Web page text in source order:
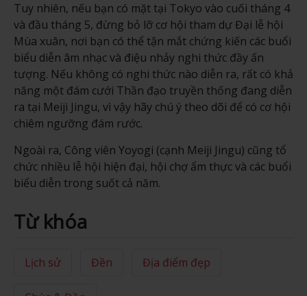
Tuy nhiên, nếu bạn có mặt tại Tokyo vào cuối tháng 4
và đầu tháng 5, đừng bỏ lỡ cơ hội tham dự Đại lễ hội
Mùa xuân, nơi bạn có thể tận mắt chứng kiến các buổi
biểu diễn âm nhạc và điệu nhảy nghi thức đầy ấn
tượng. Nếu không có nghi thức nào diễn ra, rất có khả
năng một đám cưới Thần đạo truyền thống đang diễn
ra tại Meiji Jingu, vì vậy hãy chú ý theo dõi để có cơ hội
chiêm ngưỡng đám rước.
Ngoài ra, Công viên Yoyogi (cạnh Meiji Jingu) cũng tổ
chức nhiều lễ hội hiện đại, hội chợ ẩm thực và các buổi
biểu diễn trong suốt cả năm.
Từ khóa
Lịch sử Đền Địa điểm đẹp